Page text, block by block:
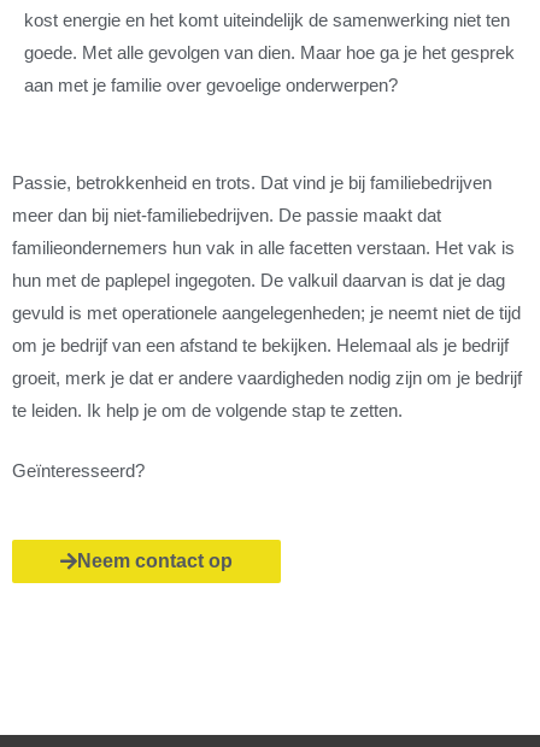
kost energie en het komt uiteindelijk de samenwerking niet ten
goede. Met alle gevolgen van dien. Maar hoe ga je het gesprek
aan met je familie over gevoelige onderwerpen?
Passie, betrokkenheid en trots. Dat vind je bij familiebedrijven
meer dan bij niet-familiebedrijven. De passie maakt dat
familieondernemers hun vak in alle facetten verstaan. Het vak is
hun met de paplepel ingegoten. De valkuil daarvan is dat je dag
gevuld is met operationele aangelegenheden; je neemt niet de tijd
om je bedrijf van een afstand te bekijken. Helemaal als je bedrijf
groeit, merk je dat er andere vaardigheden nodig zijn om je bedrijf
te leiden. Ik help je om de volgende stap te zetten.
Geïnteresseerd?
Neem contact op